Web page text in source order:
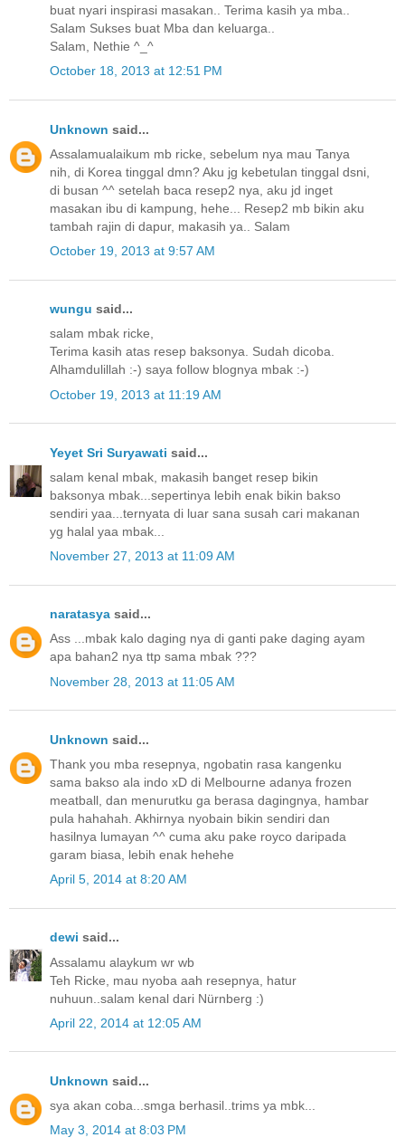
buat nyari inspirasi masakan.. Terima kasih ya mba..
Salam Sukses buat Mba dan keluarga..
Salam, Nethie ^_^
October 18, 2013 at 12:51 PM
Unknown said...
Assalamualaikum mb ricke, sebelum nya mau Tanya
nih, di Korea tinggal dmn? Aku jg kebetulan tinggal dsni,
di busan ^^ setelah baca resep2 nya, aku jd inget
masakan ibu di kampung, hehe... Resep2 mb bikin aku
tambah rajin di dapur, makasih ya.. Salam
October 19, 2013 at 9:57 AM
wungu said...
salam mbak ricke,
Terima kasih atas resep baksonya. Sudah dicoba.
Alhamdulillah :-) saya follow blognya mbak :-)
October 19, 2013 at 11:19 AM
Yeyet Sri Suryawati said...
salam kenal mbak, makasih banget resep bikin
baksonya mbak...sepertinya lebih enak bikin bakso
sendiri yaa...ternyata di luar sana susah cari makanan
yg halal yaa mbak...
November 27, 2013 at 11:09 AM
naratasya said...
Ass ...mbak kalo daging nya di ganti pake daging ayam
apa bahan2 nya ttp sama mbak ???
November 28, 2013 at 11:05 AM
Unknown said...
Thank you mba resepnya, ngobatin rasa kangenku
sama bakso ala indo xD di Melbourne adanya frozen
meatball, dan menurutku ga berasa dagingnya, hambar
pula hahahah. Akhirnya nyobain bikin sendiri dan
hasilnya lumayan ^^ cuma aku pake royco daripada
garam biasa, lebih enak hehehe
April 5, 2014 at 8:20 AM
dewi said...
Assalamu alaykum wr wb
Teh Ricke, mau nyoba aah resepnya, hatur
nuhuun..salam kenal dari Nürnberg :)
April 22, 2014 at 12:05 AM
Unknown said...
sya akan coba...smga berhasil..trims ya mbk...
May 3, 2014 at 8:03 PM